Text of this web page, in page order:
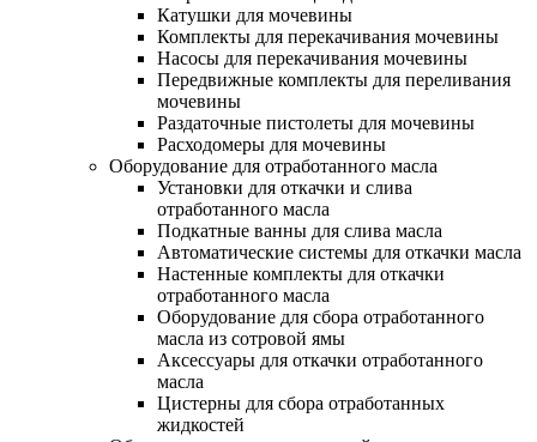
Катушки для мочевины
Комплекты для перекачивания мочевины
Насосы для перекачивания мочевины
Передвижные комплекты для переливания
мочевины
Раздаточные пистолеты для мочевины
Расходомеры для мочевины
Оборудование для отработанного масла
Установки для откачки и слива
отработанного масла
Подкатные ванны для слива масла
Автоматические системы для откачки масла
Настенные комплекты для откачки
отработанного масла
Оборудование для сбора отработанного
масла из сотровой ямы
Аксессуары для откачки отработанного
масла
Цистерны для сбора отработанных
жидкостей